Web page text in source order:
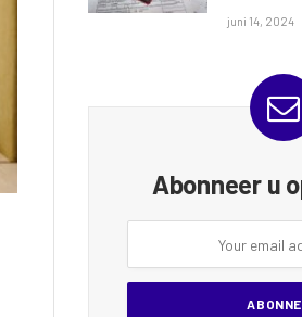
juni 14, 2024
Abonneer u